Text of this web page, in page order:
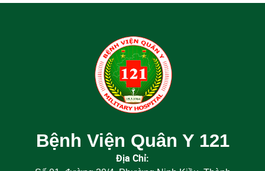
Bệnh Viện Quân Y 121
Địa Chỉ: